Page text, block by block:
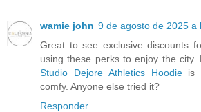
wamie john 9 de agosto de 2025 a
Great to see exclusive discounts
using these perks to enjoy the city.
Studio Dejore Athletics Hoodieis
comfy. Anyone else tried it?
Responder